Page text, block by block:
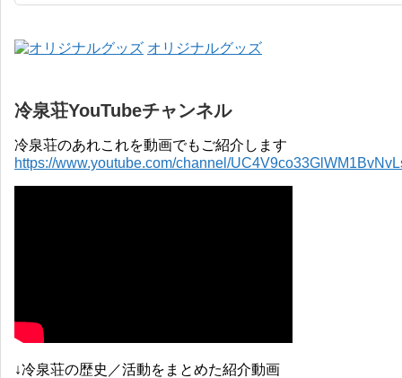
オリジナルグッズ
冷泉荘YouTubeチャンネル
冷泉荘のあれこれを動画でもご紹介します
https://www.youtube.com/channel/
↓冷泉荘の歴史／活動をまとめた紹介動画